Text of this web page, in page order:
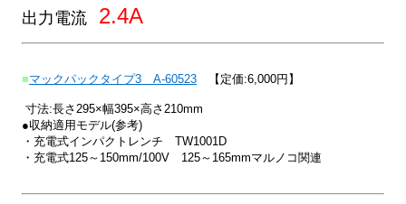
出力電流 2.4A
■マックパックタイプ3 A-60523 【定価:6,000円】
寸法:長さ295×幅395×高さ210mm
●収納適用モデル(参考)
・充電式インパクトレンチ TW1001D
・充電式125～150mm/100V 125～165mmマルノコ関連